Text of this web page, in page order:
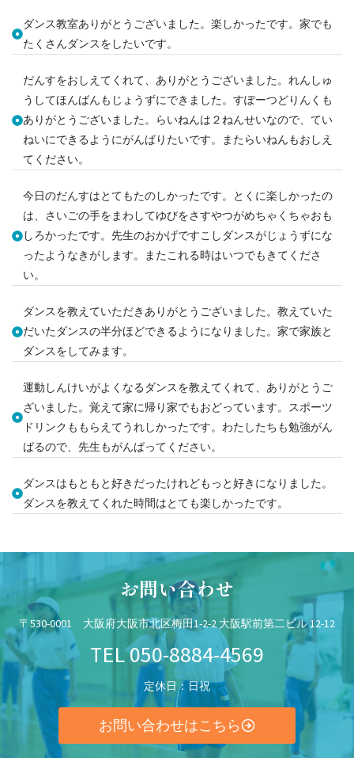
ダンス教室ありがとうございました。楽しかったです。家でも
たくさんダンスをしたいです。
だんすをおしえてくれて、ありがとうございました。れんしゅ
うしてほんばんもじょうずにできました。すぽーつどりんくも
ありがとうございました。らいねんは２ねんせいなので、てい
ねいにできるようにがんばりたいです。またらいねんもおしえ
てください。
今日のだんすはとてもたのしかったです。とくに楽しかったの
は、さいごの手をまわしてゆびをさすやつがめちゃくちゃおも
しろかったです。先生のおかげですこしダンスがじょうずにな
ったようなきがします。またこれる時はいつでもきてくださ
い。
ダンスを教えていただきありがとうございました。教えていた
だいたダンスの半分ほどできるようになりました。家で家族と
ダンスをしてみます。
運動しんけいがよくなるダンスを教えてくれて、ありがとうご
ざいました。覚えて家に帰り家でもおどっています。スポーツ
ドリンクももらえてうれしかったです。わたしたちも勉強がん
ばるので、先生もがんばってください。
ダンスはもともと好きだったけれどもっと好きになりました。
ダンスを教えてくれた時間はとても楽しかったです。
お問い合わせ
〒530-0001 大阪府大阪市北区梅田1-2-2 大阪駅前第二ビル 12-12
TEL050-8884-4569
定休日：日祝
お問い合わせはこちら